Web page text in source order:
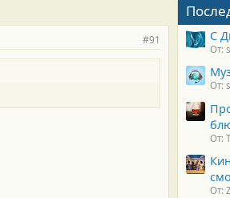
#91 С
От:
От:
От:
От: